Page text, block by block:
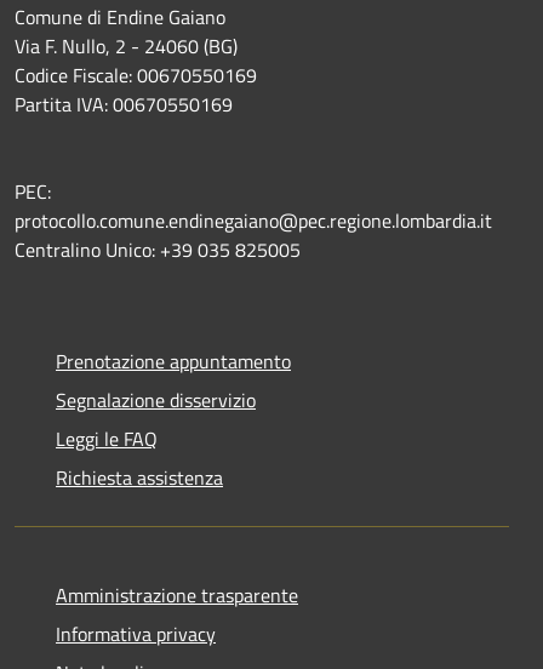
Comune di Endine Gaiano
Via F. Nullo, 2 - 24060 (BG)
Codice Fiscale: 00670550169
Partita IVA: 00670550169
PEC:
protocollo.comune.endinegaiano@pec.regione.lombardia.it
Centralino Unico: +39 035 825005
Prenotazione appuntamento
Segnalazione disservizio
Leggi le FAQ
Richiesta assistenza
Amministrazione trasparente
Informativa privacy